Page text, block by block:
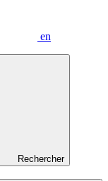
en
Rechercher